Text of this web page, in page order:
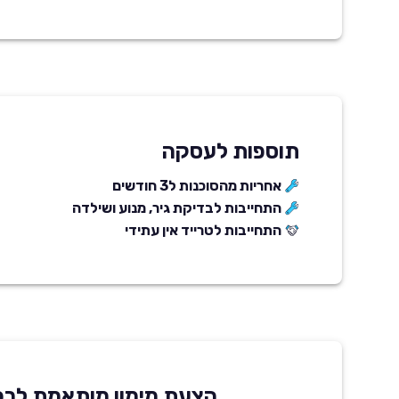
תוספות לעסקה
אחריות מהסוכנות ל3 חודשים
התחייבות לבדיקת גיר, מנוע ושילדה
התחייבות לטרייד אין עתידי